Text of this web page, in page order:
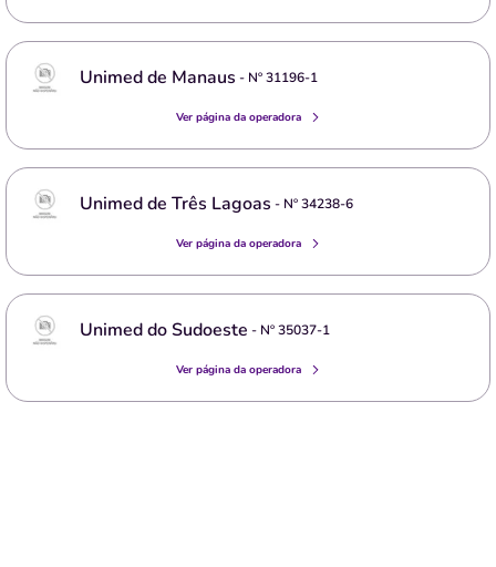
Unimed de Manaus - Nº31196-1
Ver página da operadora
Unimed de Três Lagoas - Nº34238-6
Ver página da operadora
Unimed do Sudoeste - Nº35037-1
Ver página da operadora